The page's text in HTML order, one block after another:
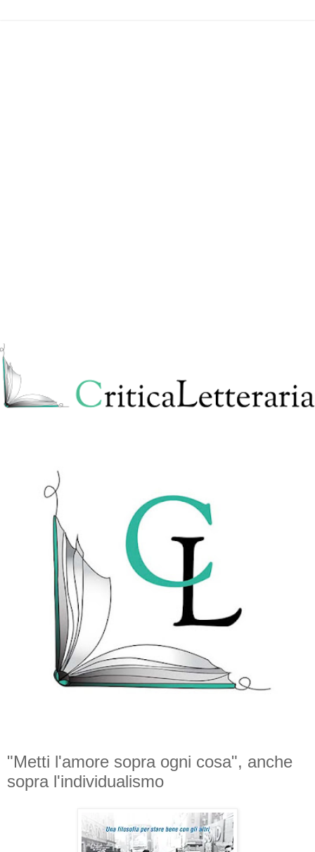
"Metti l'amore sopra ogni cosa", anche
sopra l'individualismo